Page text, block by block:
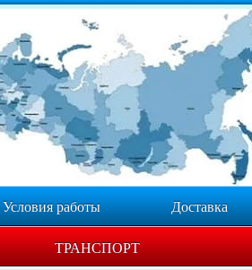
Условия работы Доставка
ТРАНСПОРТ